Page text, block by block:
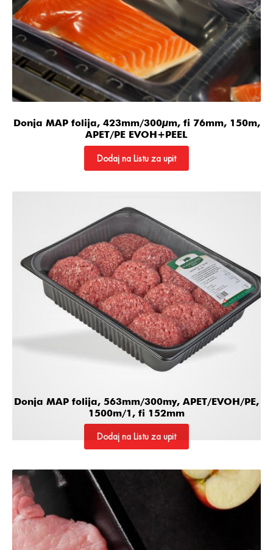
Donja MAP folija, 423mm/300µm, fi 76mm, 150m,
APET/PE EVOH+PEEL
Dodaj na Listu za upit
Donja MAP folija, 563mm/300my, APET/EVOH/PE,
1500m/1, fi 152mm
Dodaj na Listu za upit